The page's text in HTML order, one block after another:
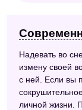
Надевать во
измену своей
с ней. Если вы
личной жизни.